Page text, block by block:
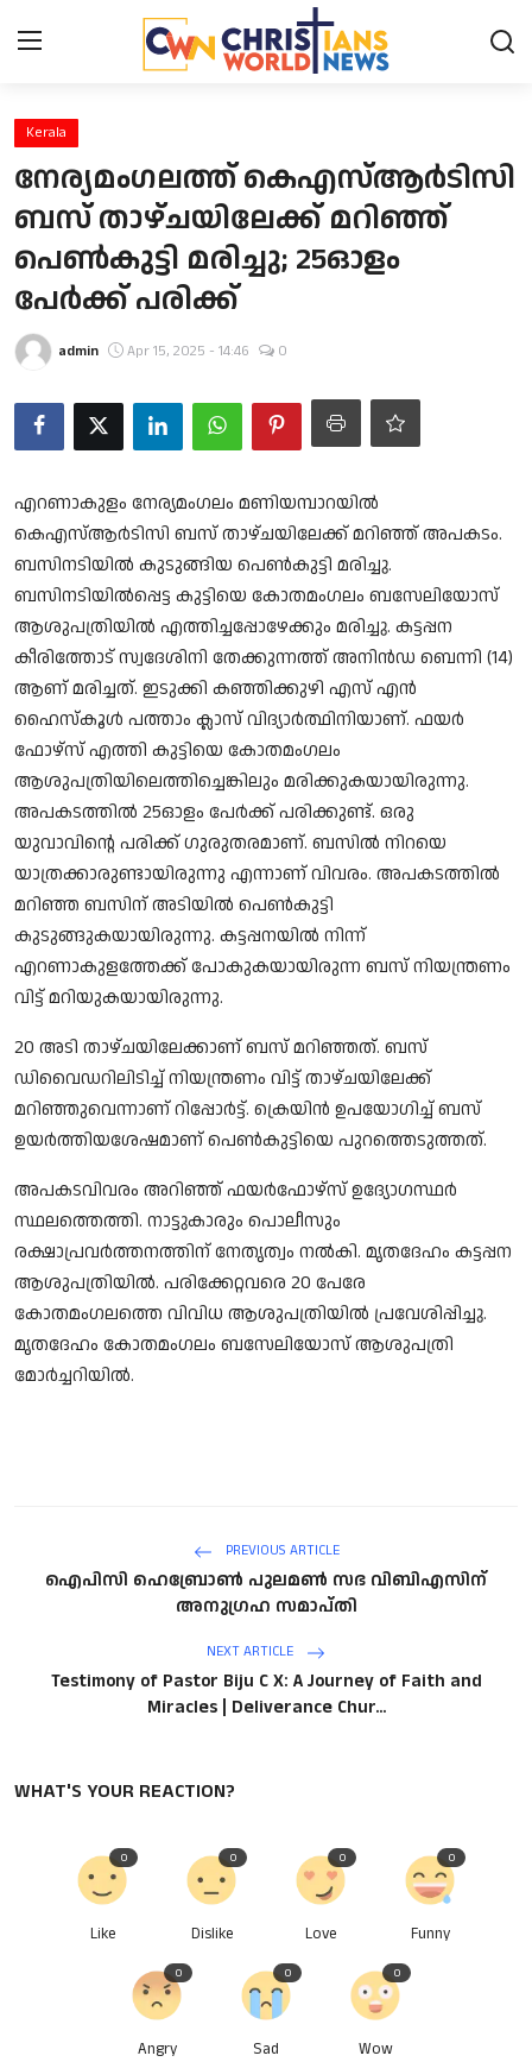
Contact
News
Bible History
Music
Song Lyrics
Christian Life Testimony
Sermons & Messages
Bible Quiz
Health
Career
Bible verse
Gallery
Malayalam
Kerala
നേര്യമംഗലത്ത് കെഎസ്ആർടിസി
ബസ് താഴ്ചയിലേക്ക് മറിഞ്ഞ്
പെൺകുട്ടി മരിച്ചു; 25ഓളം
പേർക്ക് പരിക്ക്
admin Apr 15, 2025 - 14:46 0
എറണാകുളം നേര്യമംഗലം മണിയമ്പാറയില്‍
കെഎസ്ആർടിസി ബസ് താഴ്ചയിലേക്ക് മറിഞ്ഞ് അപകടം.
ബസിനടിയിൽ കുടുങ്ങിയ പെൺകുട്ടി മരിച്ചു.
ബസിനടിയിൽപ്പെട്ട കുട്ടിയെ കോതമംഗലം ബസേലിയോസ്
ആശുപത്രിയിൽ എത്തിച്ചപ്പോഴേക്കും മരിച്ചു. കട്ടപ്പന
കീരിത്തോട് സ്വദേശിനി തേക്കുന്നത്ത് അനിൻഡ ബെന്നി (14)
ആണ് മരിച്ചത്. ഇടുക്കി കഞ്ഞിക്കുഴി എസ് എൻ
ഹൈസ്കൂൾ പത്താം ക്ലാസ് വിദ്യാർത്ഥിനിയാണ്. ഫയർ
ഫോഴ്സ് എത്തി കുട്ടിയെ കോതമംഗലം
ആശുപത്രിയിലെത്തിച്ചെങ്കിലും മരിക്കുകയായിരുന്നു.
അപകടത്തിൽ 25ഓളം പേർക്ക് പരിക്കുണ്ട്. ഒരു
യുവാവിന്റെ പരിക്ക് ഗുരുതരമാണ്. ബസിൽ നിറയെ
യാത്രക്കാരുണ്ടായിരുന്നു എന്നാണ് വിവരം. അപകടത്തില്‍
മറിഞ്ഞ ബസിന് അടിയില്‍ പെണ്‍കുട്ടി
കുടുങ്ങുകയായിരുന്നു. കട്ടപ്പനയില്‍ നിന്ന്
എറണാകുളത്തേക്ക് പോകുകയായിരുന്ന ബസ് നിയന്ത്രണം
വിട്ട് മറിയുകയായിരുന്നു.
20 അടി താഴ്ചയിലേക്കാണ് ബസ് മറിഞ്ഞത്. ബസ്
ഡിവെെഡറിലിടിച്ച് നിയന്ത്രണം വിട്ട് താഴ്ചയിലേക്ക്
മറിഞ്ഞുവെന്നാണ് റിപ്പോർട്ട്. ക്രെയിൻ ഉപയോഗിച്ച് ബസ്
ഉയർത്തിയശേഷമാണ് പെൺകുട്ടിയെ പുറത്തെടുത്തത്.
അപകടവിവരം അറിഞ്ഞ് ഫയര്‍ഫോഴ്‌സ് ഉദ്യോഗസ്ഥര്‍
സ്ഥലത്തെത്തി. നാട്ടുകാരും പൊലീസും
രക്ഷാപ്രവര്‍ത്തനത്തിന് നേതൃത്വം നല്‍കി. മൃതദേഹം കട്ടപ്പന
ആശുപത്രിയിൽ. പരിക്കേറ്റവരെ 20 പേരേ
കോതമംഗലത്തെ വിവിധ ആശുപത്രിയിൽ പ്രവേശിപ്പിച്ചു.
മൃതദേഹം കോതമംഗലം ബസേലിയോസ് ആശുപത്രി
മോർച്ചറിയിൽ.
PREVIOUS ARTICLE
ഐപിസി ഹെബ്രോൺ പുലമൺ സഭ വിബിഎസിന്
അനുഗ്രഹ സമാപ്തി
NEXT ARTICLE
Testimony of Pastor Biju C X: A Journey of Faith and
Miracles | Deliverance Chur...
WHAT'S YOUR REACTION?
Like
0
Dislike
0
Love
0
Funny
0
Angry
0
Sad
0
Wow
0